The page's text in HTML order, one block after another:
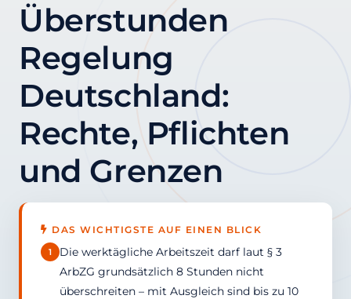
Überstunden
Regelung
Deutschland:
Rechte, Pflichten
und Grenzen
DAS WICHTIGSTE AUF EINEN BLICK
1
Die werktägliche Arbeitszeit darf laut § 3
ArbZG grundsätzlich 8 Stunden nicht
überschreiten – mit Ausgleich sind bis zu 10